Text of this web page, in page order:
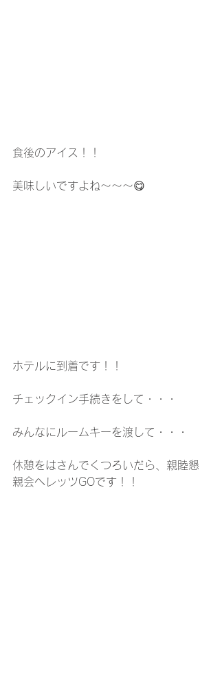
食後のアイス！！
美味しいですよね～～～😋
ホテルに到着です！！
チェックイン手続きをして・・・
みんなにルームキーを渡して・・・
休憩をはさんでくつろいだら、親睦懇
親会へレッツGOです！！